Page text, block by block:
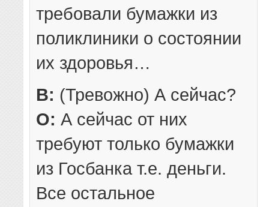
требовали бумажки из
поликлиники о состоянии
их здоровья…
В: (Тревожно) А сейчас?
О: А сейчас от них
требуют только бумажки
из Госбанка т.е. деньги.
Все остальное